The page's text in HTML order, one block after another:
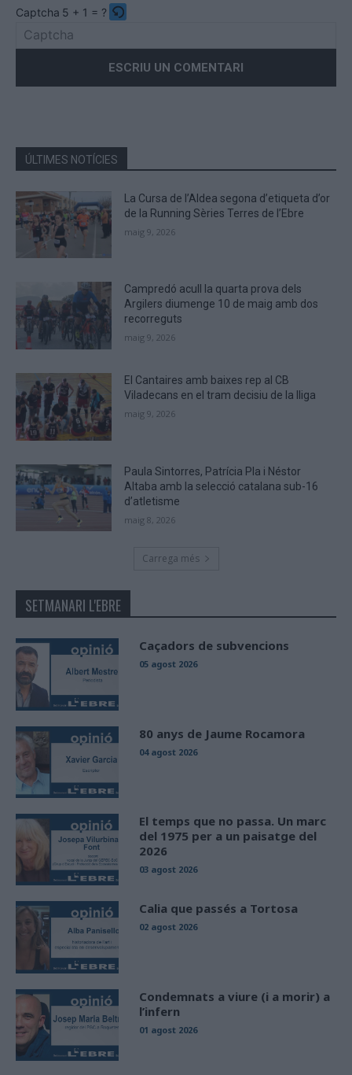
Captcha 5 + 1 = ?
the
the
CAPTCHA
to
verify
that
you
ÚLTIMES NOTÍCIES
La Cursa de l’Aldea segona d’etiqueta d’or
de la Running Sèries Terres de l’Ebre
maig 9, 2026
Campredó acull la quarta prova dels
Argilers diumenge 10 de maig amb dos
recorreguts
maig 9, 2026
El Cantaires amb baixes rep al CB
Viladecans en el tram decisiu de la lliga
maig 9, 2026
Paula Sintorres, Patrícia Pla i Néstor
Altaba amb la selecció catalana sub-16
d’atletisme
maig 8, 2026
Carrega més
SETMANARI L'EBRE
Caçadors de subvencions
05 agost 2026
80 anys de Jaume Rocamora
04 agost 2026
El temps que no passa. Un marc
del 1975 per a un paisatge del
2026
03 agost 2026
Calia que passés a Tortosa
02 agost 2026
Condemnats a viure (i a morir) a
l’infern
01 agost 2026